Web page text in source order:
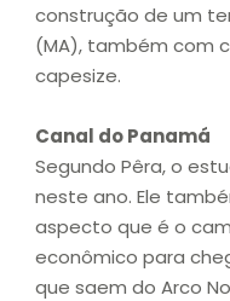
construção de um
(MA), também com
capesize.
Canal do Panamá
Segundo Pêra, o
neste ano. Ele
aspecto que é o
econômico para
que saem do Arco